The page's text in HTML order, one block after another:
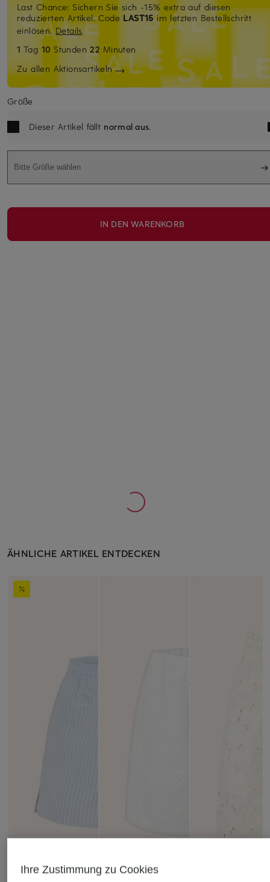
Last Chance: Sichern Sie sich -15% extra auf diesen
reduzierten Artikel. Code LAST15im letzten Bestellschritt
einlösen.Details
1 Tag 10 Stunden22 Minuten
Zu allen Aktionsartikeln
Größe
Dieser Artikel fällt normal aus.
Bitte Größe wählen
IN DEN WARENKORB
ÄHNLICHE ARTIKEL ENTDECKEN
Ihre Zustimmung zu Cookies